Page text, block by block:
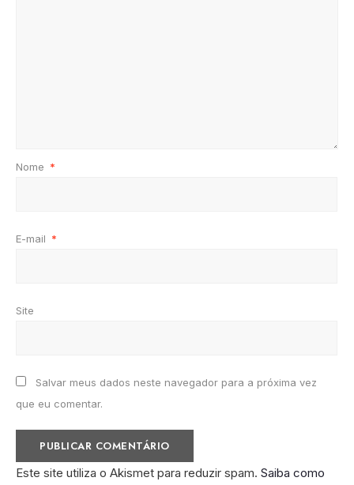
Nome *
E-mail *
Site
Salvar meus dados neste navegador para a próxima vez
que eu comentar.
Este site utiliza o Akismet para reduzir spam. Saiba como